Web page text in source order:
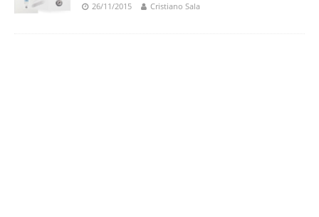
26/11/2015 Cristiano Sala